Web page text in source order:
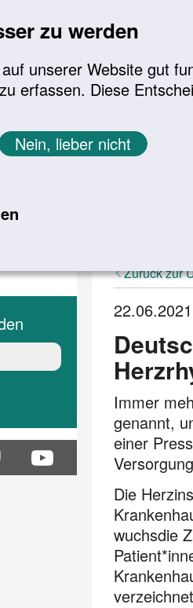
zu werden
unserer Website gut
erfassen. Diese
Nein, lieber nicht
Meldungen
Zurück zur
22.06.2021
Immer
genannt,
einer
Die
wuchsdie